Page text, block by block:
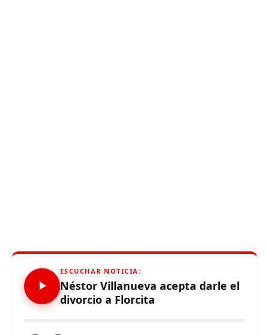
ESCUCHAR NOTICIA:
Néstor Villanueva acepta darle el
divorcio a Florcita